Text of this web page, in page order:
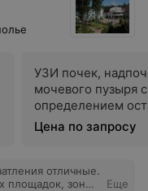
УЗИ почек,
мочевого пузыря с
определением
мочи
Цена по запросу
отличные.
площадок, зон
Еще